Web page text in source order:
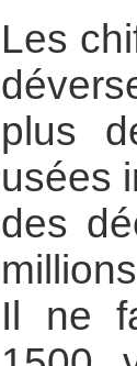
Les
plus
usées
des
Il ne